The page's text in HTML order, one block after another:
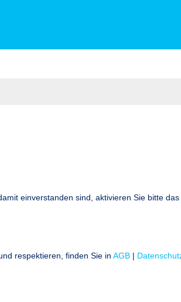
einverstanden sind, aktivieren Sie bitte
respektieren, finden Sie in AGB |